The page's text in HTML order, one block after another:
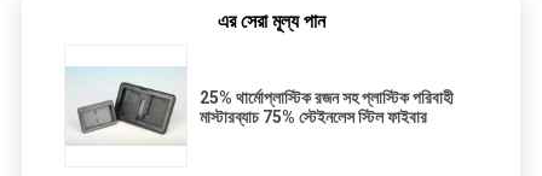
এর সেরা মূল্য পান
25% থার্মোপ্লাস্টিক রজন সহ প্লাস্টিক পরিবাহী
মাস্টারব্যাচ 75% স্টেইনলেস স্টিল ফাইবার